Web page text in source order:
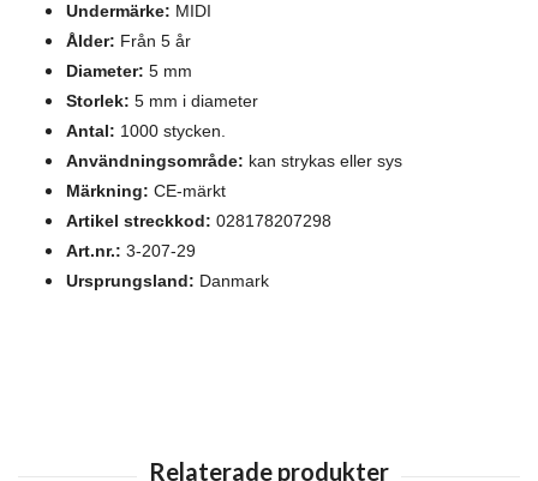
Undermärke: MIDI
Ålder: Från 5 år
Diameter: 5 mm
Storlek: 5 mm i diameter
Antal: 1000 stycken.
Användningsområde: kan strykas eller sys
Märkning: CE-märkt
Artikel streckkod: 028178207298
Art.nr.: 3-207-29
Ursprungsland: Danmark